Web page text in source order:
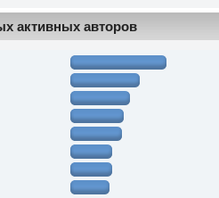
активных авторов